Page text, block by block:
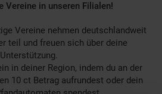
Vereine in unseren Filialen!
Vereine nehmen deutschlandweit
teil und freuen sich über deine
Unterstützung.
in deiner Region, indem du an der
10 ct Betrag aufrundest oder dein